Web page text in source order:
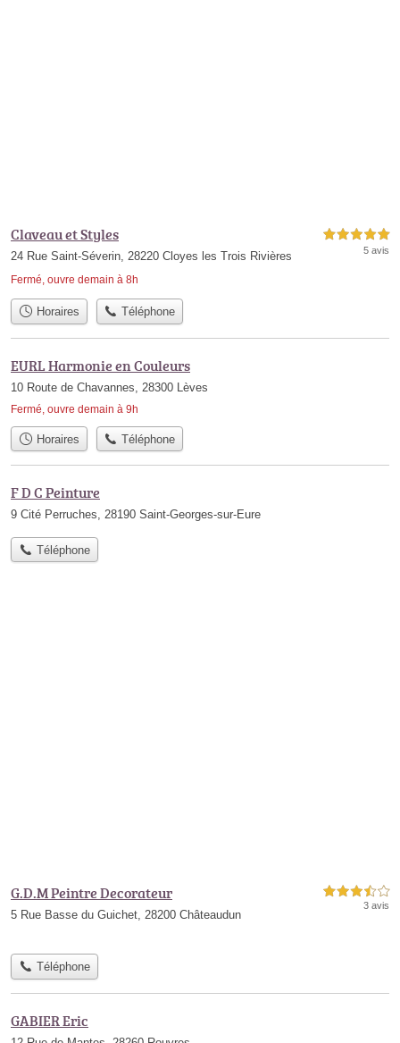
Claveau et Styles
24 Rue Saint-Séverin, 28220 Cloyes les Trois Rivières
Fermé, ouvre demain à 8h
5,0 étoiles sur 5
5 avis
Horaires Téléphone
EURL Harmonie en Couleurs
10 Route de Chavannes, 28300 Lèves
Fermé, ouvre demain à 9h
Horaires Téléphone
F D C Peinture
9 Cité Perruches, 28190 Saint-Georges-sur-Eure
Téléphone
G.D.M Peintre Decorateur
5 Rue Basse du Guichet, 28200 Châteaudun
3,5 étoiles sur 5
3 avis
Téléphone
GABIER Eric